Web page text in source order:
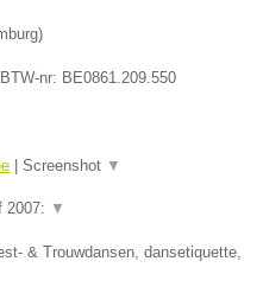
)
, BTW-nr: BE0861.209.550
| Screenshot ▼
2007: ▼
& Trouwdansen, dansetiquette,